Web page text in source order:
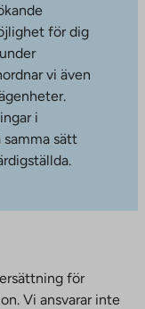
för dig
vi även
i
sätt
för
Vi ansvarar inte